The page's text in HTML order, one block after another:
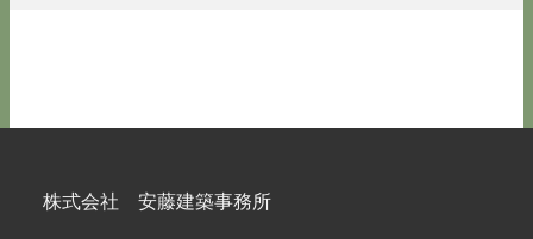
株式会社 安藤建築事務所